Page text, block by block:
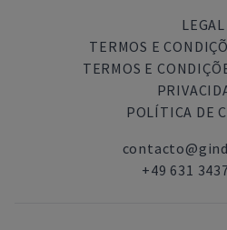
LEGAL
TERMOS E
TERMOS E
POLÍTICA DE
+49 631